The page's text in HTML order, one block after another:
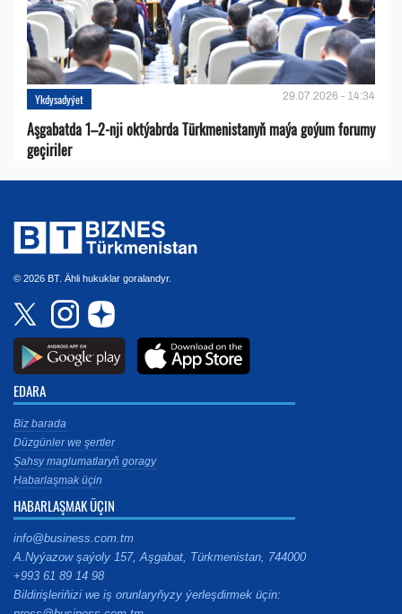
Ykdysadyýet 29.07.2026 - 14:34
Aşgabatda 1–2-nji oktýabrda Türkmenistanyň maýa goýum forumy
geçiriler
© 2026 BT. Ähli hukuklar goralandyr.
EDARA
Biz barada
Düzgünler we şertler
Şahsy maglumatlaryň goragy
Habarlaşmak üçin
HABARLAŞMAK ÜÇIN
info@business.com.tm
A.Nyýazow şaýoly 157, Aşgabat, Türkmenistan, 744000
+993 61 89 14 98
Bildirişleriňizi we iş orunlaryňyzy ýerleşdirmek üçin: